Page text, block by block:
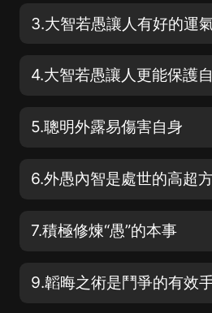
3.大智若愚讓人有好的運
4.大智若愚讓人更能保護
5.聰明外露易傷害自身
6.外愚內智是處世的高超
7.積極修煉“愚”的本事
9.韜晦之術是鬥爭的有效